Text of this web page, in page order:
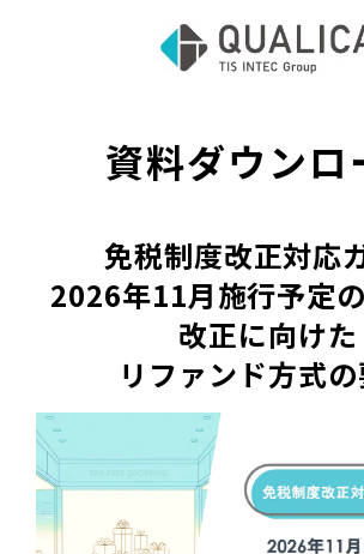
資料ダウンロ
免税制度改正対応
2026年11月施行予定
改正に向けた
リファンド方式